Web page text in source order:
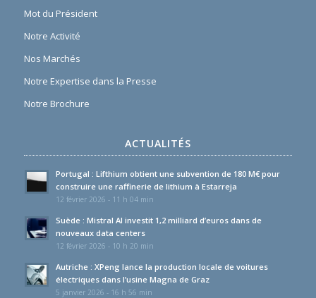
Mot du Président
Notre Activité
Nos Marchés
Notre Expertise dans la Presse
Notre Brochure
ACTUALITÉS
Portugal : Lifthium obtient une subvention de 180 M€ pour
construire une raffinerie de lithium à Estarreja
12 février 2026 - 11 h 04 min
Suède : Mistral AI investit 1,2 milliard d’euros dans de
nouveaux data centers
12 février 2026 - 10 h 20 min
Autriche : XPeng lance la production locale de voitures
électriques dans l’usine Magna de Graz
5 janvier 2026 - 16 h 56 min